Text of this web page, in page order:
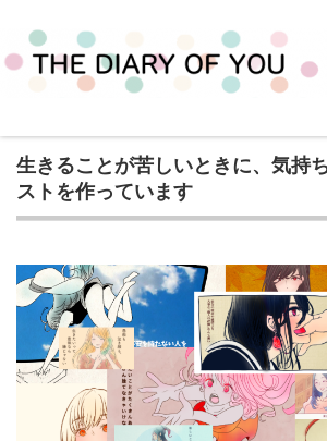
生きることが苦しいときに、気持
ストを作っています